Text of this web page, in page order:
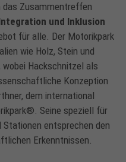
das Zusammentreffen
und Inklusion
für alle. Der Motorikpark
wie Holz, Stein und
Hackschnitzel als
Konzeption
dem international
Seine speziell für
Stationen entsprechen den
Erkenntnissen.